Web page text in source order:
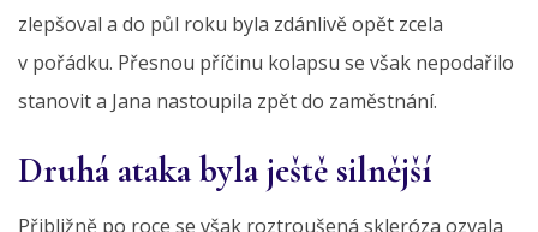
zlepšoval a do půl roku byla zdánlivě opět zcela
v pořádku. Přesnou příčinu kolapsu se však nepodařilo
stanovit a Jana nastoupila zpět do zaměstnání.
Druhá ataka byla ještě silnější
Přibližně po roce se však roztroušená skleróza ozvala